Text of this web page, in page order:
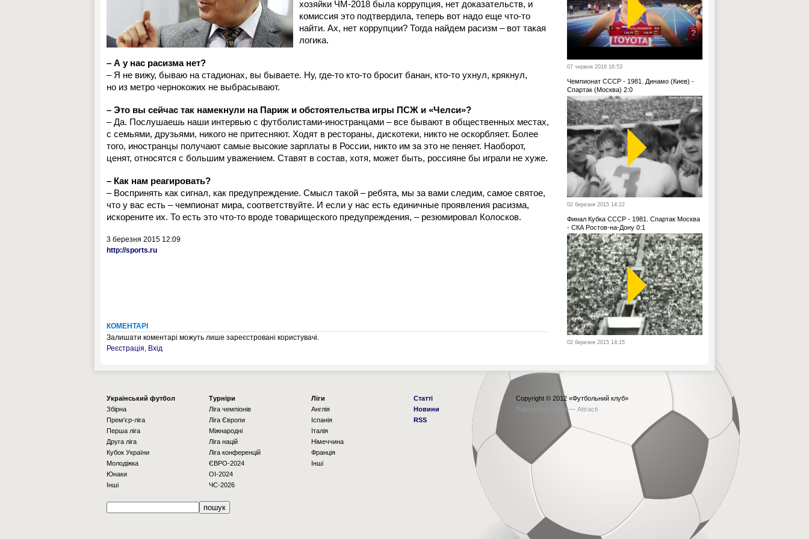
хозяйки ЧМ-2018 была коррупция, нет доказательств, и
комиссия это подтвердила, теперь вот надо еще что-то
найти. Ах, нет коррупции? Тогда найдем расизм – вот такая
логика.
– А у нас расизма нет?
– Я не вижу, бываю на стадионах, вы бываете. Ну, где-то кто-то бросит банан, кто-то ухнул, крякнул,
но из метро чернокожих не выбрасывают.
– Это вы сейчас так намекнули на Париж и обстоятельства игры ПСЖ и «Челси»?
– Да. Послушаешь наши интервью с футболистами-иностранцами – все бывают в общественных местах,
с семьями, друзьями, никого не притесняют. Ходят в рестораны, дискотеки, никто не оскорбляет. Более
того, иностранцы получают самые высокие зарплаты в России, никто им за это не пеняет. Наоборот,
ценят, относятся с большим уважением. Ставят в состав, хотя, может быть, россияне бы играли не хуже.
– Как нам реагировать?
– Воспринять как сигнал, как предупреждение. Смысл такой – ребята, мы за вами следим, самое святое,
что у вас есть – чемпионат мира, соответствуйте. И если у нас есть единичные проявления расизма,
искорените их. То есть это что-то вроде товарищеского предупреждения, – резюмировал Колосков.
3 березня 2015 12:09
http://sports.ru
КОМЕНТАРІ
Залишати коментарі можуть лише зареєстровані користувачі.
Реєстрація, Вхід
07 червня 2016 16:53
Чемпионат СССР - 1981. Динамо (Киев) -
Спартак (Москва) 2:0
02 березня 2015 14:22
Финал Кубка СССР - 1981. Спартак Москва
- СКА Ростов-на-Дону 0:1
02 березня 2015 14:15
Українcький футбол
Збірна
Прем'єр-ліга
Перша ліга
Друга ліга
Кубок України
Молодіжка
Юнаки
Інші
Турніри
Ліга чемпіонів
Ліга Європи
Міжнародні
Ліга націй
Ліга конференцій
ЄВРО-2024
OI-2024
ЧС-2026
Ліги
Англія
Іспанія
Італія
Німеччина
Франція
Інші
Статті
Новини
RSS
Copyright © 2012 «Футбольний клуб»
Рорзробка сайта — Attracti